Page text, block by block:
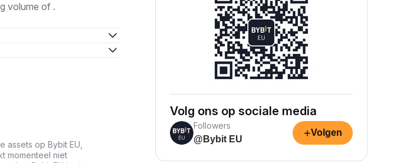
volume of .
op Bybit EU,
momenteel niet
Volg ons op sociale media
Followers
@Bybit EU
+Volgen